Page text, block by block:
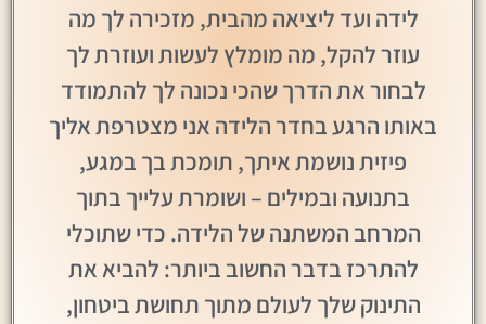
לידה ועד ליציאה מהבית, מזכירה לך מה
עוזר להקל, מה מומלץ לעשות ועוזרת לך
לבחור את הדרך שהכי נכונה לך להתמודד
באותו הרגע בחדר הלידה אני מצטרפת אליך
פיזית נושמת איתך, תומכת בך במגע,
בתנועה ובמילים – ושומרת עלייך בתוך
המרחב המשתנה של הלידה. כדי שתוכלי
להתרכז בדבר החשוב ביותר: להביא את
התינוק שלך לעולם מתוך תחושת ביטחון,